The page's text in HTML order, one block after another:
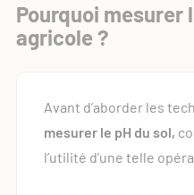
Pourquoi mesurer
agricole ?
Avant d’aborder les
mesurer le pH du sol,
l’utilité d’une telle